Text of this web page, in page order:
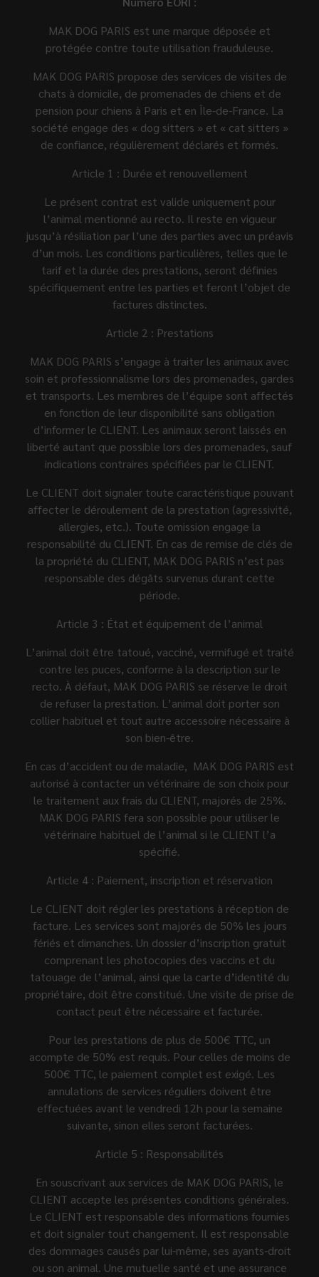
MAK DOG PARIS est une marque déposée et
protégée contre toute utilisation frauduleuse.
MAK DOG PARIS propose des services de visites de
chats à domicile, de promenades de chiens et de
pension pour chiens à Paris et en Île-de-France. La
société engage des « dog sitters » et « cat sitters »
de confiance, régulièrement déclarés et formés.
Article 1 : Durée et renouvellement
Le présent contrat est valide uniquement pour
l’animal mentionné au recto. Il reste en vigueur
jusqu’à résiliation par l’une des parties avec un préavis
d’un mois. Les conditions particulières, telles que le
tarif et la durée des prestations, seront définies
spécifiquement entre les parties et feront l’objet de
factures distinctes.
Article 2 : Prestations
MAK DOG PARIS s’engage à traiter les animaux avec
soin et professionnalisme lors des promenades, gardes
et transports. Les membres de l’équipe sont affectés
en fonction de leur disponibilité sans obligation
d’informer le CLIENT. Les animaux seront laissés en
liberté autant que possible lors des promenades, sauf
indications contraires spécifiées par le CLIENT.
Le CLIENT doit signaler toute caractéristique pouvant
affecter le déroulement de la prestation (agressivité,
allergies, etc.). Toute omission engage la
responsabilité du CLIENT. En cas de remise de clés de
la propriété du CLIENT, MAK DOG PARIS n’est pas
responsable des dégâts survenus durant cette
période.
Article 3 : État et équipement de l’animal
L’animal doit être tatoué, vacciné, vermifugé et traité
contre les puces, conforme à la description sur le
recto. À défaut, MAK DOG PARIS se réserve le droit
de refuser la prestation. L’animal doit porter son
collier habituel et tout autre accessoire nécessaire à
son bien-être.
En cas d’accident ou de maladie, MAK DOG PARIS est
autorisé à contacter un vétérinaire de son choix pour
le traitement aux frais du CLIENT, majorés de 25%.
MAK DOG PARIS fera son possible pour utiliser le
vétérinaire habituel de l’animal si le CLIENT l’a
spécifié.
Article 4 : Paiement, inscription et réservation
Le CLIENT doit régler les prestations à réception de
facture. Les services sont majorés de 50% les jours
fériés et dimanches. Un dossier d’inscription gratuit
comprenant les photocopies des vaccins et du
tatouage de l’animal, ainsi que la carte d’identité du
propriétaire, doit être constitué. Une visite de prise de
contact peut être nécessaire et facturée.
Pour les prestations de plus de 500€ TTC, un
acompte de 50% est requis. Pour celles de moins de
500€ TTC, le paiement complet est exigé. Les
annulations de services réguliers doivent être
effectuées avant le vendredi 12h pour la semaine
suivante, sinon elles seront facturées.
Article 5 : Responsabilités
En souscrivant aux services de MAK DOG PARIS, le
CLIENT accepte les présentes conditions générales.
Le CLIENT est responsable des informations fournies
et doit signaler tout changement. Il est responsable
des dommages causés par lui-même, ses ayants-droit
ou son animal. Une mutuelle santé et une assurance